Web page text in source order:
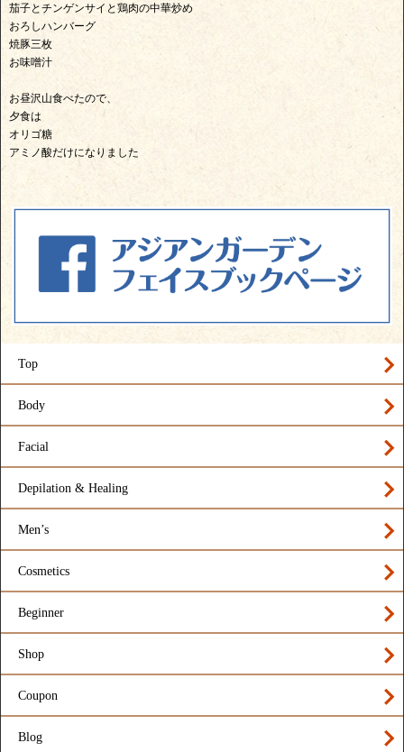
茄子とチンゲンサイと鶏肉の中華炒め
おろしハンバーグ
焼豚三枚
お味噌汁
お昼沢山食べたので、
夕食は
オリゴ糖
アミノ酸だけになりました
Top
Body
Facial
Depilation & Healing
Men’s
Cosmetics
Beginner
Shop
Coupon
Blog